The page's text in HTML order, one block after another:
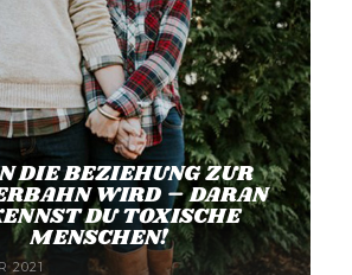
DIE BEZIEHUNG ZUR
WIRD – DARAN
DU TOXISCHE
MENSCHEN!
2021